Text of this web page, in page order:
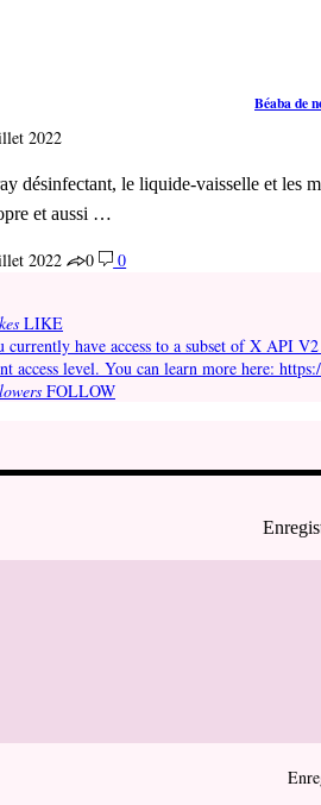
Béaba de
2022
désinfectant, le liquide-vaisselle et les
et aussi …
2022 0 0
LIKE
currently have access to a subset of X API
access level. You can learn more here:
FOLLOW